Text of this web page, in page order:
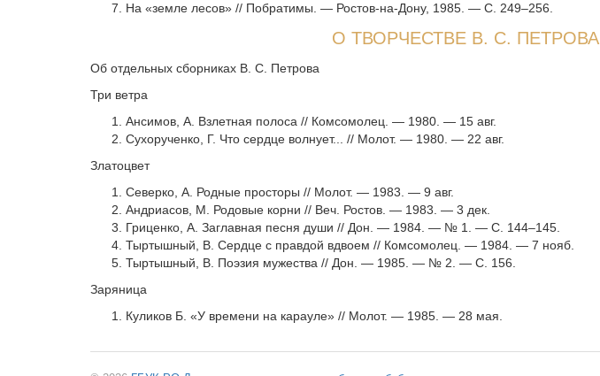
На «земле лесов» // Побратимы. — Ростов-на-Дону, 1985. — С. 249–256.
О ТВОРЧЕСТВЕ В. С. ПЕТРОВА
Об отдельных сборниках В. С. Петрова
Три ветра
Ансимов, А. Взлетная полоса // Комсомолец. — 1980. — 15 авг.
Сухорученко, Г. Что сердце волнует... // Молот. — 1980. — 22 авг.
Златоцвет
Северко, А. Родные просторы // Молот. — 1983. — 9 авг.
Андриасов, М. Родовые корни // Веч. Ростов. — 1983. — 3 дек.
Гриценко, А. Заглавная песня души // Дон. — 1984. — № 1. — С. 144–145.
Тыртышный, В. Сердце с правдой вдвоем // Комсомолец. — 1984. — 7 нояб.
Тыртышный, В. Поэзия мужества // Дон. — 1985. — № 2. — С. 156.
Заряница
Куликов Б. «У времени на карауле» // Молот. — 1985. — 28 мая.